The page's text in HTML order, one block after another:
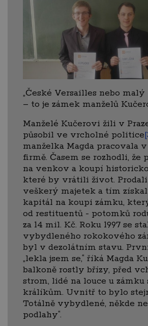
„České Versailles nebo malý
– to je zámek manželů
Manželé Kučerovi žili v
působil ve vrcholné politice
manželka Magda pracovala
firmě. Časem se rozhodli, že
na venkov a koupí
které by vrátili život.
veškerý majetek a tím
kapitál na koupi zámku,
od restituentů - potomků
za 14 mil. Kč. Roku 1997 se
vybydleného rokokového
byl v dezolátním stavu.
„lekla jsem se,“ říká Magda
balkoně rostly břízy, před
strom, lidé na louce u
králíkům. Uvnitř to bylo
Totálně vybydlené, někde
podlahy“.